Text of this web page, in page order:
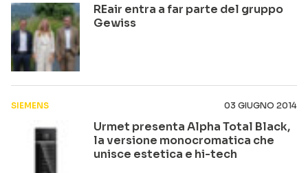
REair entra a far parte del gruppo
Gewiss
SIEMENS 03 GIUGNO 2014
Urmet presenta Alpha Total Black,
la versione monocromatica che
unisce estetica e hi-tech